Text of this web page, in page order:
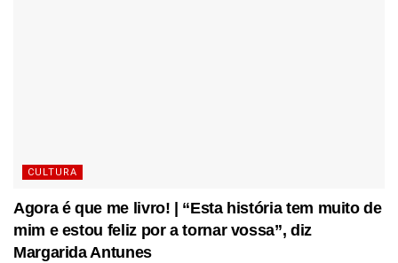
CULTURA
Agora é que me livro! | “Esta história tem muito de
mim e estou feliz por a tornar vossa”, diz
Margarida Antunes